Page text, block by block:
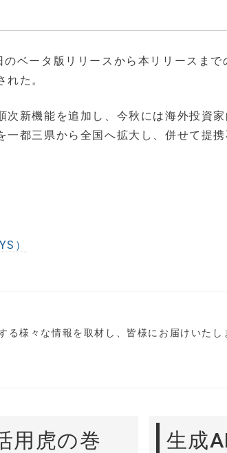
ベータ版リリースから本リリースま
た。
次新機能を追加し、今秋には海外投資
一都三県から全国へ拡大し、併せて提
）
る様々な情報を取材し、皆様にお届けいたし
用虎の巻 生成